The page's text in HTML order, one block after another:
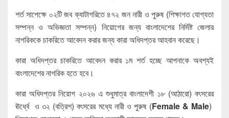
শর্ত সাপেক্ষে ০২টি জব ক্যাটাগরিতে ৪৭২ জন নারী ও পুরুষ (শিক্ষাগত যোগ্যতা
সম্পন্ন ও অভিজ্ঞতা সম্পন্ন) নিয়োগের জন্য বাংলাদেশের নির্দিষ্ট জেলার
নাগরিককে চাকরিতে আবেদন করার জন্য কারা অধিদপ্তর আহবান করেছে।
কারা অধিদপ্তর চাকরিতে আবেদন করার ১ম শর্ত হচ্ছে আপনাকে অবশ্যই
বাংলাদেশের নাগরিক হতে হবে।
কারা অধিদপ্তর নিয়োগ ২০২৬ এ শুধুমাত্র বাংলাদেশী ১৮ (আঠারো) বৎসরের
ঊর্ধ্বে ও ৩২ (বত্রিশ) বৎসরের মধ্যে নারী ও পুরুষ (Female & Male)